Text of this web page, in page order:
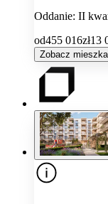
Oddanie: II
od455 016zł13
Zobacz